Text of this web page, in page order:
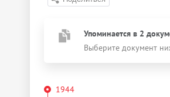
Упоминается в 2
Выберите документ
1944